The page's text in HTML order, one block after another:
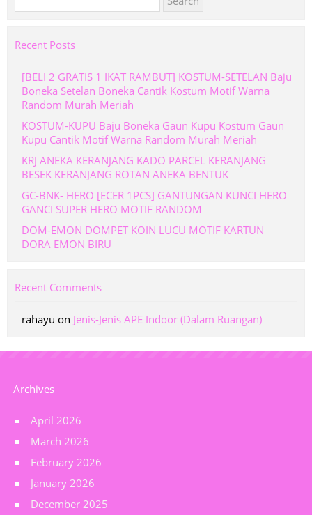
for:
Recent Posts
[BELI 2 GRATIS 1 IKAT RAMBUT] KOSTUM-SETELAN Baju
Boneka Setelan Boneka Cantik Kostum Motif Warna
Random Murah Meriah
KOSTUM-KUPU Baju Boneka Gaun Kupu Kostum Gaun
Kupu Cantik Motif Warna Random Murah Meriah
KRJ ANEKA KERANJANG KADO PARCEL KERANJANG
BESEK KERANJANG ROTAN ANEKA BENTUK
GC-BNK- HERO [ECER 1PCS] GANTUNGAN KUNCI HERO
GANCI SUPER HERO MOTIF RANDOM
DOM-EMON DOMPET KOIN LUCU MOTIF KARTUN
DORA EMON BIRU
Recent Comments
rahayu on Jenis-Jenis APE Indoor (Dalam Ruangan)
Archives
April 2026
March 2026
February 2026
January 2026
December 2025